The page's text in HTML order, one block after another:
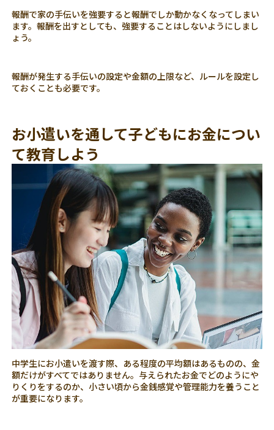
報酬で家の手伝いを強要すると報酬でしか動かなくなってしまい
ます。報酬を出すとしても、強要することはしないようにしまし
ょう。
報酬が発生する手伝いの設定や金額の上限など、ルールを設定し
ておくことも必要です。
お小遣いを通して子どもにお金につい
て教育しよう
中学生にお小遣いを渡す際、ある程度の平均額はあるものの、金
額だけがすべてではありません。与えられたお金でどのようにや
りくりをするのか、小さい頃から金銭感覚や管理能力を養うこと
が重要になります。